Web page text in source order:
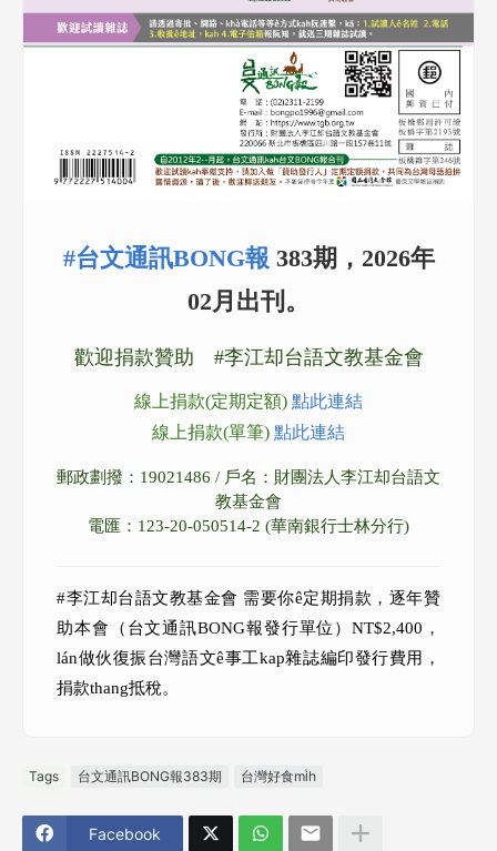
#台文通訊BONG報 383期，2026年
02月出刊。
歡迎捐款贊助 #李江却台語文教基金會
線上捐款(定期定額) 點此連結
線上捐款(單筆) 點此連結
郵政劃撥：19021486 / 戶名：財團法人李江却台語文
教基金會
電匯：123-20-050514-2 (華南銀行士林分行)
#李江却台語文教基金會 需要你ê定期捐款，逐年贊
助本會（台文通訊BONG報發行單位）NT$2,400，
lán做伙復振台灣語文ê事工kap雜誌編印發行費用，
捐款thang抵稅。
Tags 台文通訊BONG報383期 台灣好食mi̍h
Facebook